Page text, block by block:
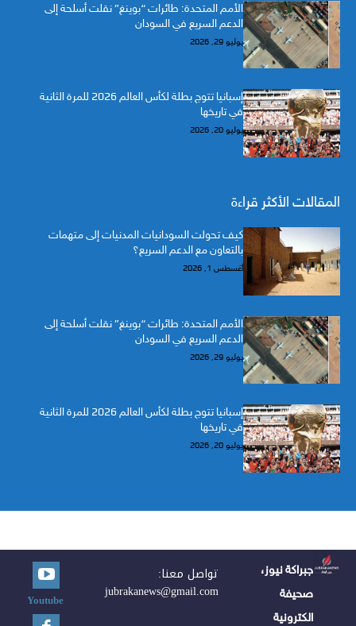
الأمم المتحدة: طائرات “بوينغ” نقلت أسلحة إلى
الدعم السريع في السودان
يوليو 29, 2026
إسبانيا تتوج بطلة لكأس العالم 2026 للمرة الثانية
في تاريخها
يوليو 20, 2026
المقالات الأكثر قراءة
كيف تحولت السودانيات المدنيات إلى متهمات
بالتعاون مع الدعم السريع؟
أغسطس 1, 2026
الأمم المتحدة: طائرات “بوينغ” نقلت أسلحة إلى
الدعم السريع في السودان
يوليو 29, 2026
إسبانيا تتوج بطلة لكأس العالم 2026 للمرة الثانية
في تاريخها
يوليو 20, 2026
جبراكة نيوز،
صحيفة
الكترونية
تواصل معنا:
jubrakanews@gmail.com
Youtube